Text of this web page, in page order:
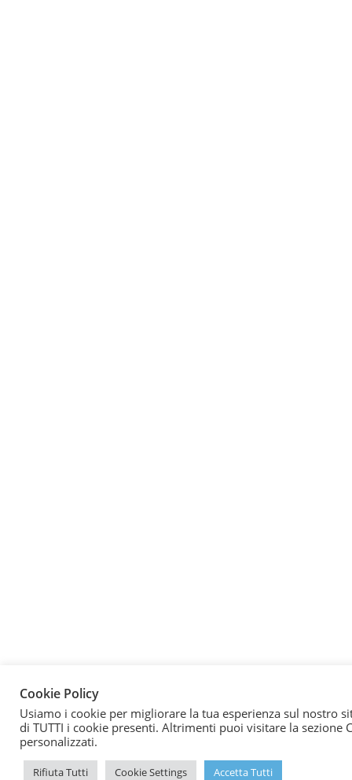
Cookie Policy
Usiamo i cookie per migliorare la tua esperienza sul nostro
di TUTTI i cookie presenti. Altrimenti puoi visitare la sezione
personalizzati.
Rifiuta Tutti Cookie Settings Accetta Tutti